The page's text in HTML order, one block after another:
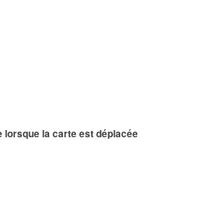
lorsque la carte est déplacée